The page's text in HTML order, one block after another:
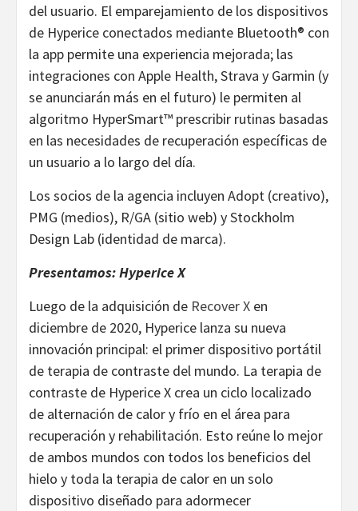
del usuario. El emparejamiento de los dispositivos
de Hyperice conectados mediante Bluetooth® con
la app permite una experiencia mejorada; las
integraciones con Apple Health, Strava y Garmin (y
se anunciarán más en el futuro) le permiten al
algoritmo HyperSmart™ prescribir rutinas basadas
en las necesidades de recuperación específicas de
un usuario a lo largo del día.
Los socios de la agencia incluyen Adopt (creativo),
PMG (medios), R/GA (sitio web) y Stockholm
Design Lab (identidad de marca).
Presentamos: Hyperice X
Luego de la adquisición de Recover X en
diciembre de 2020, Hyperice lanza su nueva
innovación principal: el primer dispositivo portátil
de terapia de contraste del mundo. La terapia de
contraste de Hyperice X crea un ciclo localizado
de alternación de calor y frío en el área para
recuperación y rehabilitación. Esto reúne lo mejor
de ambos mundos con todos los beneficios del
hielo y toda la terapia de calor en un solo
dispositivo diseñado para adormecer